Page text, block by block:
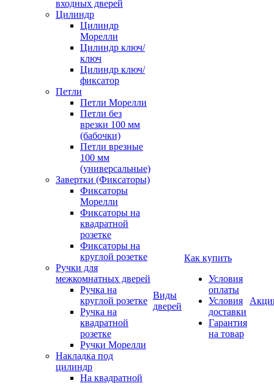
входных дверей
Цилиндр
Цилиндр
Морелли
Цилиндр ключ/
ключ
Цилиндр ключ/
фиксатор
Петли
Петли Морелли
Петли без
врезки 100 мм
(бабочки)
Петли врезные
100 мм
(универсальные)
Завертки (Фиксаторы)
Фиксаторы
Морелли
Фиксаторы на
квадратной
розетке
Фиксаторы на
круглой розетке
Ручки для
межкомнатных дверей
Ручка на
круглой розетке
Ручка на
квадратной
розетке
Ручки Морелли
Накладка под
цилиндр
На квадратной
Виды
дверей
Как купить
Условия
оплаты
Условия
доставки
Гарантия
на товар